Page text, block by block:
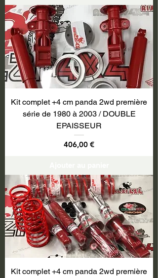
Kit complet +4 cm panda 2wd première
série de 1980 à 2003 / DOUBLE
EPAISSEUR
Prix
406,00 €
Kit complet +4 cm panda 2wd première